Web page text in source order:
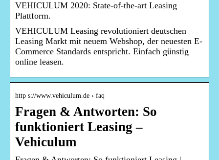
VEHICULUM 2020: State-of-the-art Leasing
Plattform.
VEHICULUM Leasing revolutioniert deutschen
Leasing Markt mit neuem Webshop, der neuesten E-
Commerce Standards entspricht. Einfach günstig
online leasen.
http s://www.vehiculum.de › faq
Fragen & Antworten: So
funktioniert Leasing –
Vehiculum